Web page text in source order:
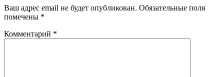
Ваш адрес email не будет опубликован. Обязательные поля
помечены *
Комментарий *